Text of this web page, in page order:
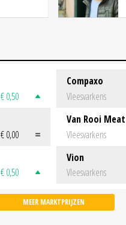
€ 0,50
€ 0,00
€ 0,50
Compaxo
Vleesvarkens
Van Rooi Meat
Vleesvarkens
Vion
Vleesvarkens
MEER MARKTPRIJZEN